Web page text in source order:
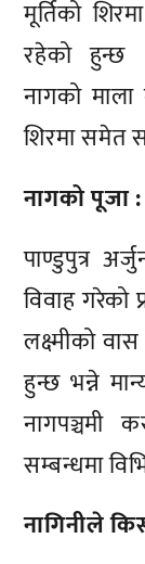
मूर्तिको
रहेको हुन्छ
नागको
शिरमा समेत
नागको पूजा
पाण्डुपुत्र
विवाह गरेको
लक्ष्मीको
हुन्छ भन्ने
नागपञ्चमी
सम्बन्धमा
नागिनीले